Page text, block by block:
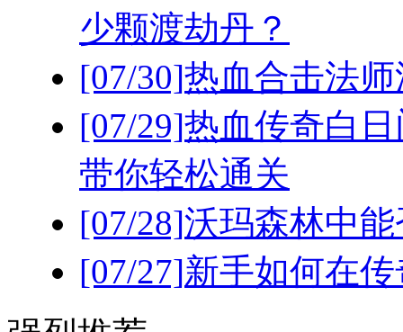
少颗渡劫丹？
[07/30]热血合击法
[07/29]热血传奇白
带你轻松通关
[07/28]沃玛森林中
[07/27]新手如何在